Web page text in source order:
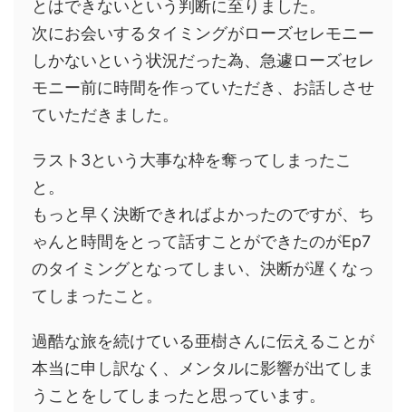
とはできないという判断に至りました。
次にお会いするタイミングがローズセレモニー
しかないという状況だった為、急遽ローズセレ
モニー前に時間を作っていただき、お話しさせ
ていただきました。
ラスト3という大事な枠を奪ってしまったこ
と。
もっと早く決断できればよかったのですが、ち
ゃんと時間をとって話すことができたのがEp7
のタイミングとなってしまい、決断が遅くなっ
てしまったこと。
過酷な旅を続けている亜樹さんに伝えることが
本当に申し訳なく、メンタルに影響が出てしま
うことをしてしまったと思っています。